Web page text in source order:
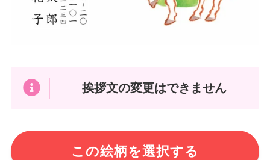
挨拶文の変更はできません
この絵柄を選択する